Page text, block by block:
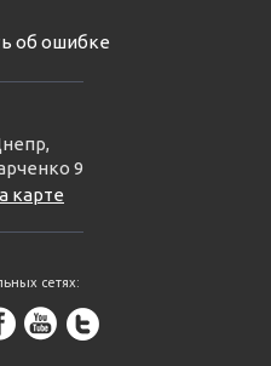
об ошибке
9
карте
сетях: